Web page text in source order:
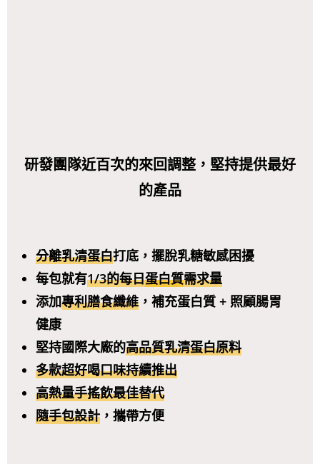
研發團隊近百次的來回調整，堅持提供最好
的產品
分離乳清蛋白打底，擺脫乳糖敏感困擾
每包就有1/3的每日蛋白質需求量
添加專利膳食纖維 ，補充蛋白質 + 照顧腸胃
健康
堅持國際大廠的高品質乳清蛋白原料
多款超好喝口味持續推出
高熱量手搖飲最佳替代
隨手包設計 ，攜帶方便